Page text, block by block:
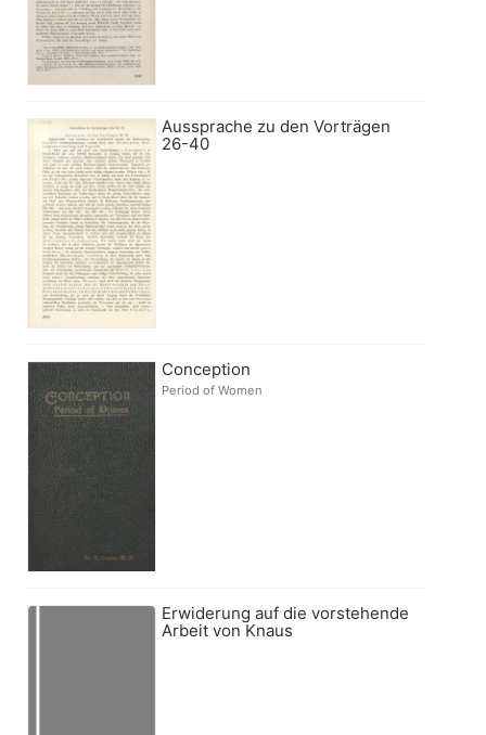
Aussprache zu den Vorträgen
26-40
Conception
Period of Women
Erwiderung auf die vorstehende
Arbeit von Knaus